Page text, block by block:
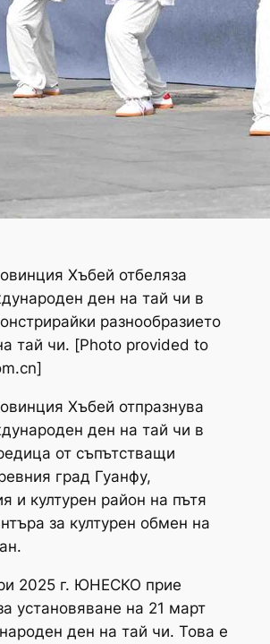
Хъбей отбеляза
ден на тай чи в
разнообразието
тай чи. [Photo provided to
Хъбей отпразнува
ден на тай чи в
от съпътстващи
град Гуанфу,
и културен район на пътя
за културен обмен на
2025 г. ЮНЕСКО прие
установяване на 21 март
ден на тай чи. Това е